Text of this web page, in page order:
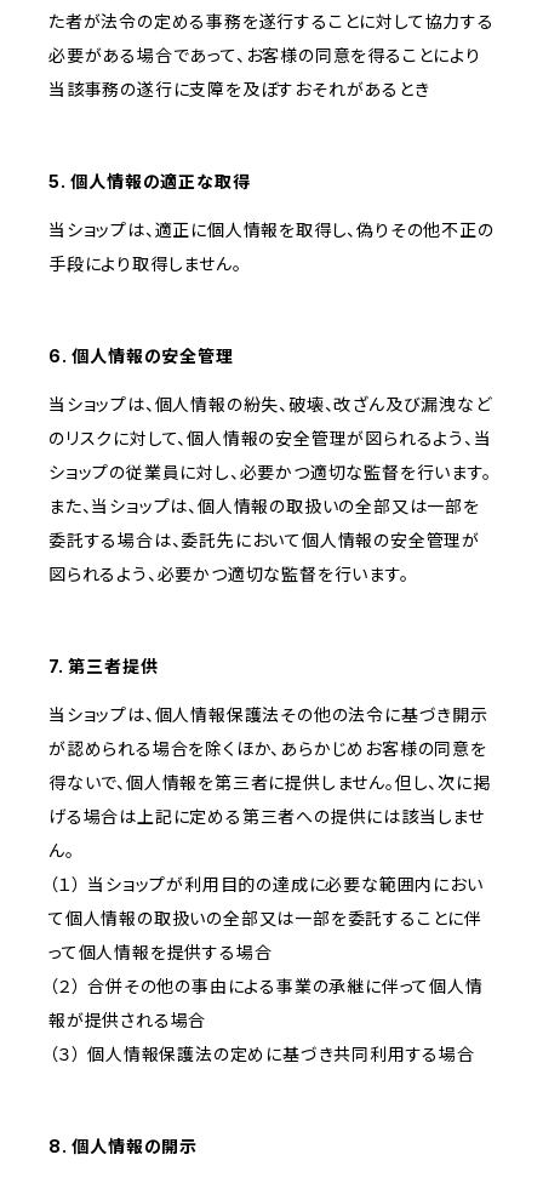
た者が法令の定める事務を遂行することに対して協力する
必要がある場合であって、お客様の同意を得ることにより
当該事務の遂行に支障を及ぼすおそれがあるとき
5. 個人情報の適正な取得
当ショップは、適正に個人情報を取得し、偽りその他不正の
手段により取得しません。
6. 個人情報の安全管理
当ショップは、個人情報の紛失、破壊、改ざん及び漏洩など
のリスクに対して、個人情報の安全管理が図られるよう、当
ショップの従業員に対し、必要かつ適切な監督を行います。
また、当ショップは、個人情報の取扱いの全部又は一部を
委託する場合は、委託先において個人情報の安全管理が
図られるよう、必要かつ適切な監督を行います。
7. 第三者提供
当ショップは、個人情報保護法その他の法令に基づき開示
が認められる場合を除くほか、あらかじめお客様の同意を
得ないで、個人情報を第三者に提供しません。但し、次に掲
げる場合は上記に定める第三者への提供には該当しませ
ん。
（１） 当ショップが利用目的の達成に必要な範囲内におい
て個人情報の取扱いの全部又は一部を委託することに伴
って個人情報を提供する場合
（２） 合併その他の事由による事業の承継に伴って個人情
報が提供される場合
（３） 個人情報保護法の定めに基づき共同利用する場合
8. 個人情報の開示